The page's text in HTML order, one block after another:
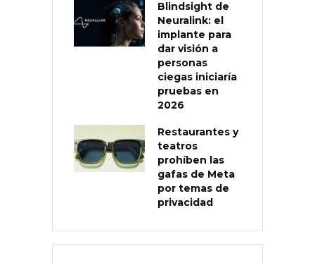
Blindsight de
Neuralink: el
implante para
dar visión a
personas
ciegas iniciaría
pruebas en
2026
Restaurantes y
teatros
prohíben las
gafas de Meta
por temas de
privacidad